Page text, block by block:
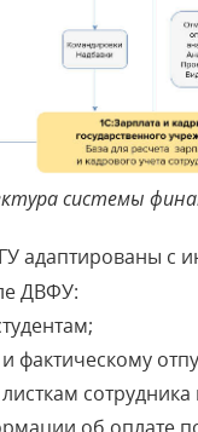
системы
адаптированы
ДВФУ:
сотрудника